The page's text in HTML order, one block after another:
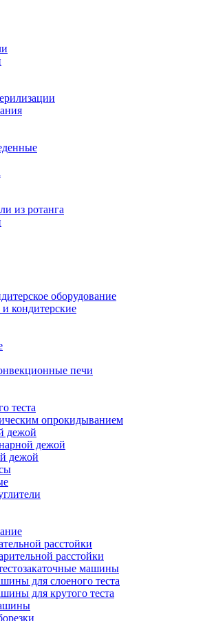
из ротанга
оборудование
кондитерские
печи
теста
опрокидыванием
дежой
дежой
дежой
расстойки
расстойки
машины
для слоеного теста
для крутого теста